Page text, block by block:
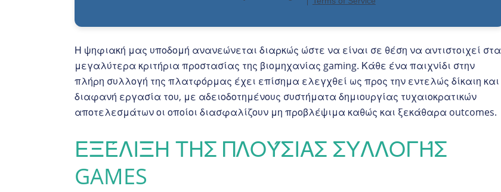
Η ψηφιακή μας υποδομή ανανεώνεται διαρκώς ώστε να είναι σε θέση να αντιστοιχεί στα
μεγαλύτερα κριτήρια προστασίας της βιομηχανίας gaming. Κάθε ένα παιχνίδι στην
πλήρη συλλογή της πλατφόρμας έχει επίσημα ελεγχθεί ως προς την εντελώς δίκαιη και
διαφανή εργασία του, με αδειοδοτημένους συστήματα δημιουργίας τυχαιοκρατικών
αποτελεσμάτων οι οποίοι διασφαλίζουν μη προβλέψιμα καθώς και ξεκάθαρα outcomes.
ΕΞΈΛΙΞΗ ΤΗΣ ΠΛΟΎΣΙΑΣ ΣΥΛΛΟΓΉΣ
GAMES